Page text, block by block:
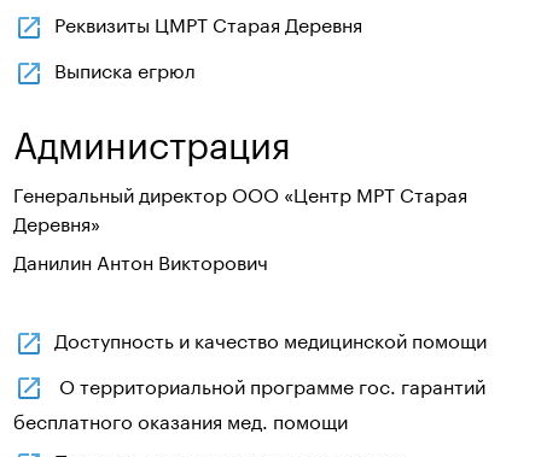
Реквизиты ЦМРТ Старая Деревня
Выписка егрюл
Администрация
Генеральный директор ООО «Центр МРТ Старая
Деревня»
Данилин Антон Викторович
Доступность и качество медицинской помощи
О территориальной программе гос. гарантий
бесплатного оказания мед. помощи